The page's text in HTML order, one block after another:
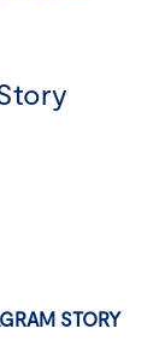
STORY